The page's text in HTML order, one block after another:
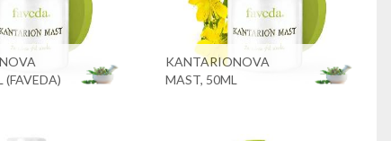
(FAVEDA)
KANTARIONOVA
MAST, 50ML